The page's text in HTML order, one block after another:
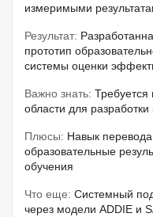
измеримыми
Результат:
прототип
системы оценки
Важно знать: Требуется
области для разработки
Плюсы: Навык
образовательные
обучения
Что еще: Системный
через модели ADDIE и